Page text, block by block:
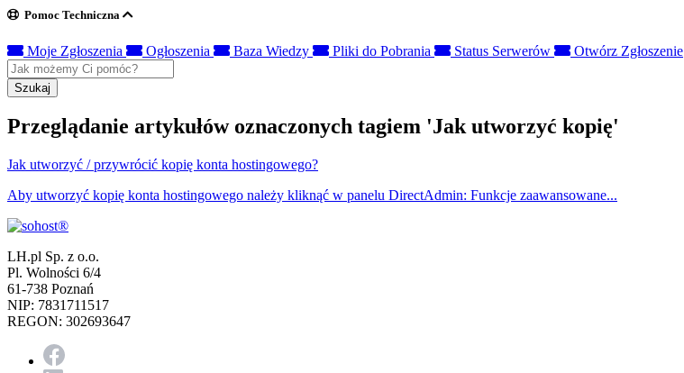
Pomoc Techniczna
Moje Zgłoszenia Ogłoszenia Baza Wiedzy Pliki do Pobrania Status Serwerów Otwórz Zgłoszenie
Szukaj
Przeglądanie artykułów oznaczonych tagiem 'Jak utworzyć kopię'
Jak utworzyć / przywrócić kopię konta hostingowego?
Aby utworzyć kopię konta hostingowego należy kliknąć w panelu DirectAdmin: Funkcje zaawansowane...
LH.pl Sp. z o.o.
Pl. Wolności 6/4
61-738 Poznań
NIP: 7831711517
REGON: 302693647